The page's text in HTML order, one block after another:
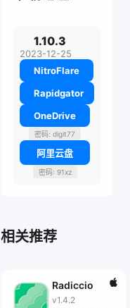
1.10.3
2023-12-25
NitroFlare
Rapidgator
OneDrive
密码: digit77
阿里云盘
密码: 91xz
相关推荐
Radiccio
v1.4.2